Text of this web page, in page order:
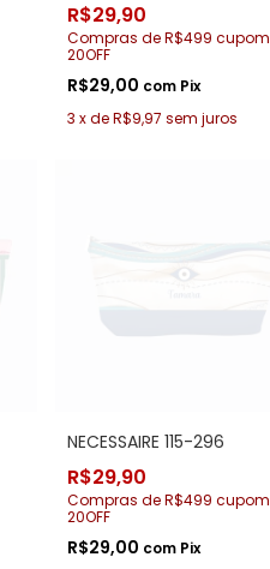
R$29,90
Compras de R$499 cupom
20OFF
R$29,00 com Pix
3 xdeR$9,97 sem juros
NECESSAIRE 115-296
R$29,90
Compras de R$499 cupom
20OFF
R$29,00 com Pix